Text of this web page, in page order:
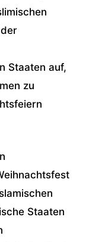
Staaten auf,
zu
Staaten